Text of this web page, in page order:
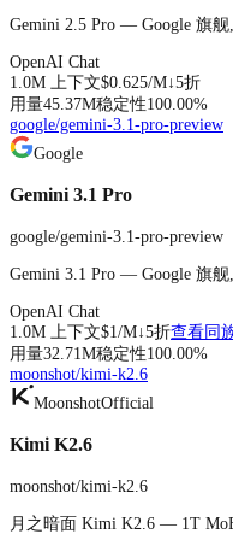
Gemini 2.5 Pro — Google 旗
OpenAI Chat
1.0M 上下文$0.625/M↓5折
用量45.37M稳定性100.00%
google/gemini-3.1-pro-preview
Google
Gemini 3.1 Pro
google/gemini-3.1-pro-preview
Gemini 3.1 Pro — Google 旗舰
OpenAI Chat
1.0M
上下文$1 /M↓5折查看同
用量32.71M稳定性100.00%
moonshot/kimi-k2.6
MoonshotOfficial
Kimi K2.6
moonshot/kimi-k2.6
月之暗面 Kimi K2.6 — 1T